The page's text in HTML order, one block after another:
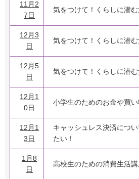
11月2
7日
気をつけて！くらしに潜
12月3
日
気をつけて！くらしに潜
12月5
日
気をつけて！くらしに潜
12月1
0日
小学生のためのお金や買
12月1
3日
キャッシュレス決済につい
たい！
1月8
日
高校生のための消費生活講